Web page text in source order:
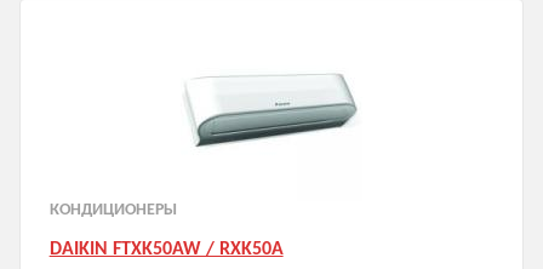
КОНДИЦИОНЕРЫ
DAIKIN FTXK50AW / RXK50A